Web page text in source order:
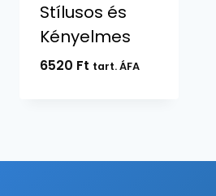
Stílusos és
Kényelmes
6520 Ft tart. ÁFA